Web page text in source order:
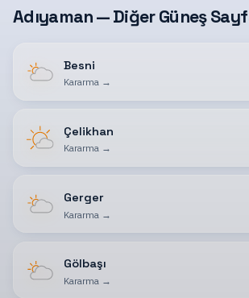
Adıyaman — Diğer Güneş
Besni
Kararma→
Çelikhan
Kararma→
Gerger
Kararma →
Gölbaşı
Kararma →